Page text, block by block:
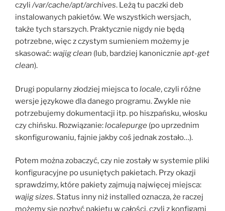
czyli /var/cache/apt/archives. Leżą tu paczki deb
instalowanych pakietów. We wszystkich wersjach,
także tych starszych. Praktycznie nigdy nie będą
potrzebne, więc z czystym sumieniem możemy je
skasować: wajig clean (lub, bardziej kanonicznie apt-get
clean).
Drugi popularny złodziej miejsca tolocale, czyli różne
wersje językowe dla danego programu. Zwykle nie
potrzebujemy dokumentacji itp. po hiszpańsku, włosku
czy chińsku. Rozwiązanie:localepurge (po uprzednim
skonfigurowaniu, fajnie jakby coś jednak zostało…).
Potem można zobaczyć, czy nie zostały w systemie pliki
konfiguracyjne po usuniętych pakietach. Przy okazji
sprawdzimy, które pakiety zajmują najwięcej miejsca:
wajig sizes. Status inny niż installed oznacza, że raczej
możemy się pozbyć pakietu w całości, czyli z konfigami